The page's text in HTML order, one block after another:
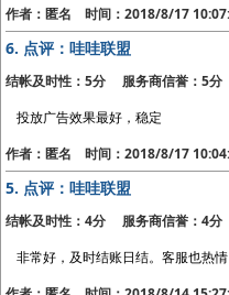
作者：匿名 时间：2018/8/17
6. 点评：哇哇联盟
结帐及时性：5分 服务商信誉：5
投放广告效果最好，稳定
作者：匿名 时间：2018/8/17
5. 点评：哇哇联盟
结帐及时性：4分 服务商信誉：4
非常好，及时结账日结。客服也热情